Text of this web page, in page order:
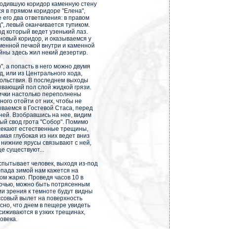
коридор каменную стену
в прямом коридоре "Елена",
два ответвления: в правом
левый оканчивается тупиком.
который ведет узенький лаз.
коридор, и оказываемся у
печкой внутри и каменной
здесь жил некий дезертир.
а попасть в него можно двумя
или из Центрального хода,
В последнем выходы
пол слой жидкой грязи.
настолько переполнены
отойти от них, чтобы не
в Гостевой Стаса, перед
Взобравшись на нее, видим
свод грота "Собор". Помимо
естественные трещины,
глубокая из них ведет вниз
ярусы связывают с ней,
существуют...
человек, выходя из-под
зимой нам кажется на
жарко. Проведя часов 10 в
можно быть потрясенным
зрения к темноте будут видны
вылет на поверхность
что днем в пещере увидеть
в узких трещинах,